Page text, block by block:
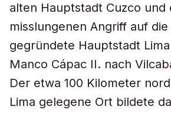
alten Hauptstadt Cuzco und
misslungenen Angriff auf
gegründete Hauptstadt
Manco Cápac II. nach
Der etwa 100 Kilometer
Lima gelegene Ort bildete